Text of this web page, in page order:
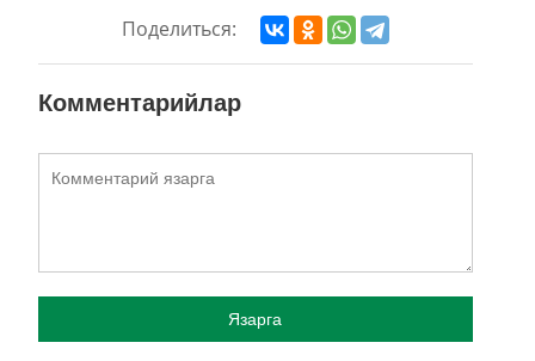
Поделиться:
Комментарийлар
Язарга